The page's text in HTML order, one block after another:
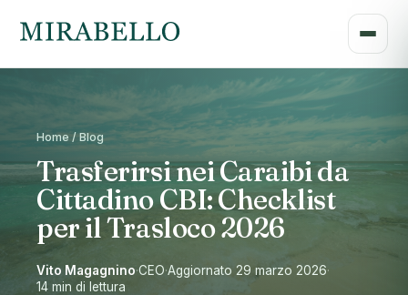
Home / Blog
Trasferirsi nei Caraibi da
Cittadino CBI: Checklist
per il Trasloco 2026
Vito Magagnino·CEO·Aggiornato 29 marzo 2026·
14 min di lettura